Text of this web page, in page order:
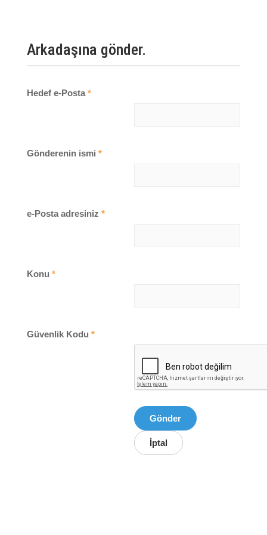
Arkadaşına gönder.
Hedef e-Posta *
Gönderenin ismi *
e-Posta adresiniz *
Konu *
Güvenlik Kodu *
Gönder
İptal